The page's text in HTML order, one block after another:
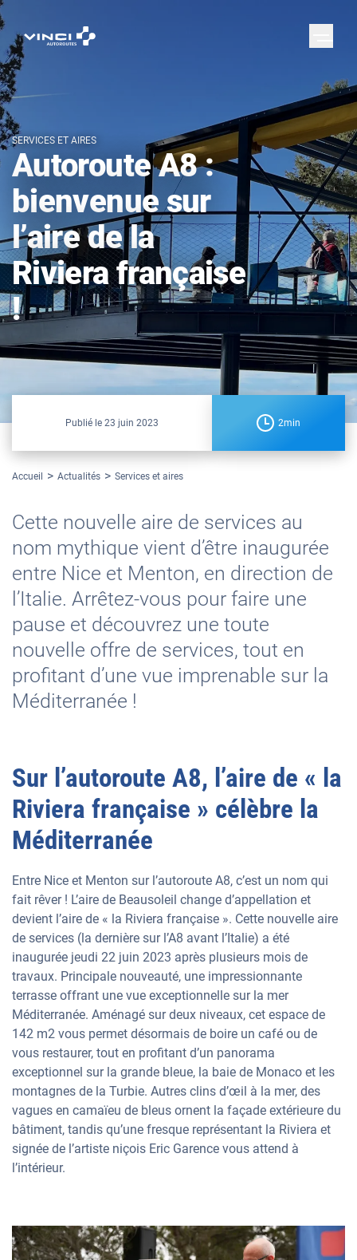
SERVICES ET AIRES
Autoroute A8 :
bienvenue sur
l’aire de la
Riviera française
!
Publié le 23 juin 2023 2min
Accueil Actualités Services et aires
Cette nouvelle aire de services au
nom mythique vient d’être inaugurée
entre Nice et Menton, en direction de
l’Italie. Arrêtez-vous pour faire une
pause et découvrez une toute
nouvelle offre de services, tout en
profitant d’une vue imprenable sur la
Méditerranée !
Sur l’autoroute A8, l’aire de « la
Riviera française » célèbre la
Méditerranée
Entre Nice et Menton sur l’autoroute A8, c’est un nom qui
fait rêver ! L’aire de Beausoleil change d’appellation et
devient l’aire de « la Riviera française ». Cette nouvelle aire
de services (la dernière sur l’A8 avant l’Italie) a été
inaugurée jeudi 22 juin 2023 après plusieurs mois de
travaux. Principale nouveauté, une impressionnante
terrasse offrant une vue exceptionnelle sur la mer
Méditerranée. Aménagé sur deux niveaux, cet espace de
142 m2 vous permet désormais de boire un café ou de
vous restaurer, tout en profitant d’un panorama
exceptionnel sur la grande bleue, la baie de Monaco et les
montagnes de la Turbie. Autres clins d’œil à la mer, des
vagues en camaïeu de bleus ornent la façade extérieure du
bâtiment, tandis qu’une fresque représentant la Riviera et
signée de l’artiste niçois Eric Garence vous attend à
l’intérieur.